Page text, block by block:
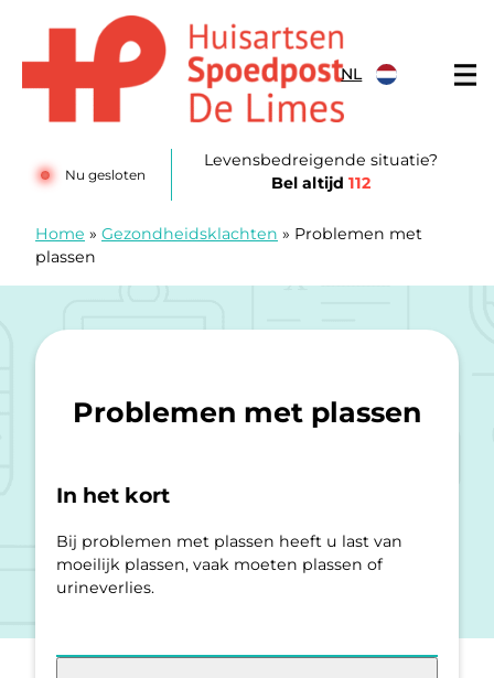
NL
Nu gesloten
Levensbedreigende situatie?
Bel altijd112
Home » Gezondheidsklachten » Problemen met
plassen
Problemen met plassen
In het kort
Bij problemen met plassen heeft u last van
moeilijk plassen, vaak moeten plassen of
urineverlies.